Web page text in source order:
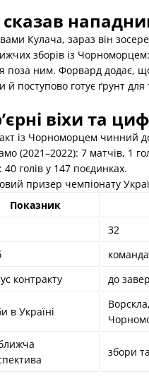
Кулача, зараз він
зборів із
поза ним. Форвард додає,
й поступово готує ґрунт
віхи та
із Чорноморцем чинний
(2021–2022): 7 матчів, 1
голів у 147 поєдинках.
призер чемпіонату
Показник
32
контракту
до
в Україні
збори